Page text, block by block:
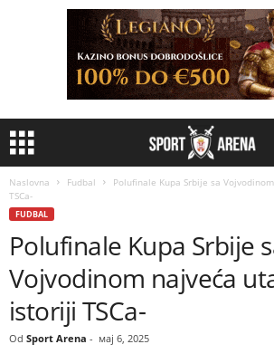
Naslovna Fudbal
Polufinale Kupa Srbije sa
TSCa-
FUDBAL
Polufinale Kupa Srbije
Vojvodinom najveća
istoriji TSCa-
Od Sport Arena - мај 6, 2025